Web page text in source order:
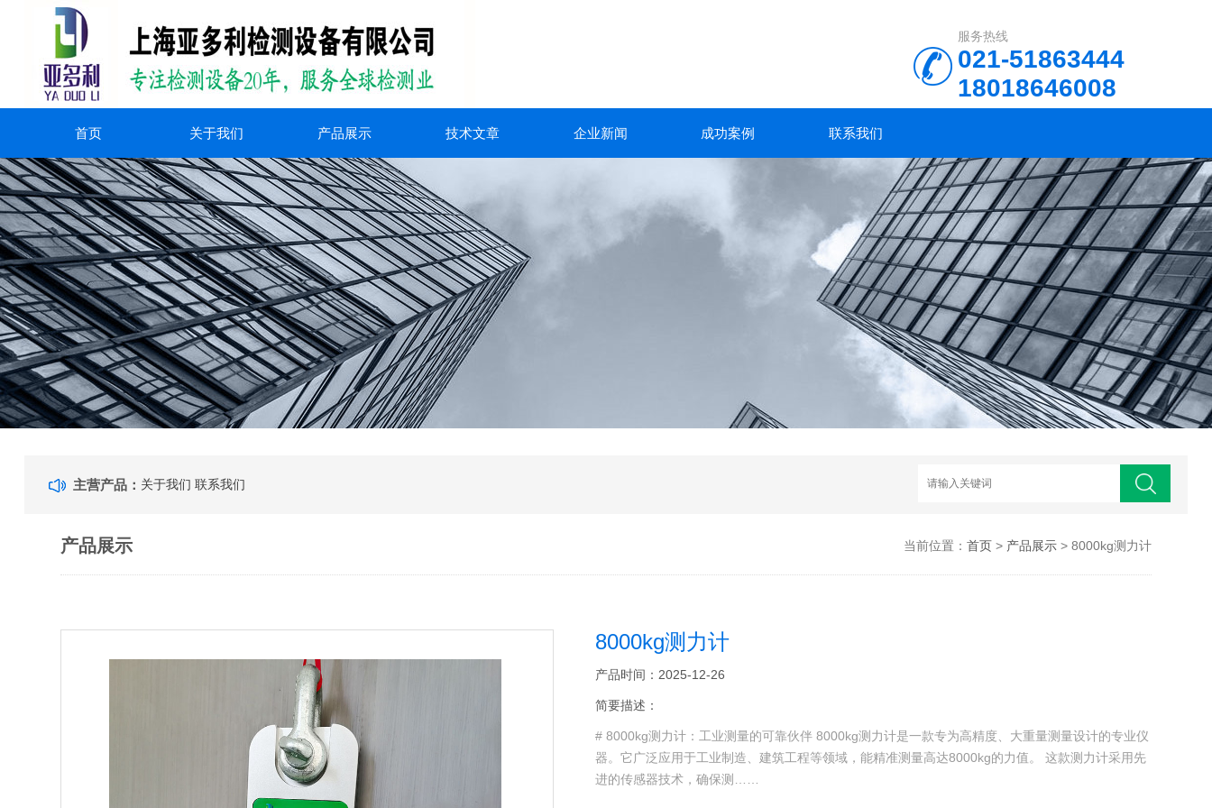
服务热线
021-51863444
18018646008
首页 关于我们 产品展示 技术文章 企业新闻 成功案例 联系我们
主营产品： 关于我们 联系我们
产品展示 当前位置： 首页> 产品展示> 8000kg测力计
8000kg测力计
产品时间：2025-12-26
简要描述：
# 8000kg测力计：工业测量的可靠伙伴 8000kg测力计是一款专为高精度、大重量测量设计的专业仪
器。它广泛应用于工业制造、建筑工程等领域，能精准测量高达8000kg的力值。 这款测力计采用先
进的传感器技术，确保测……